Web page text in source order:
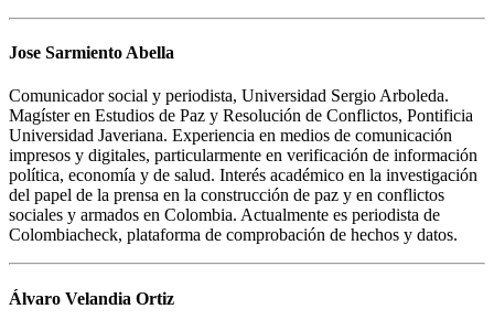
Jose Sarmiento Abella
Comunicador social y periodista, Universidad Sergio Arboleda.
Magíster en Estudios de Paz y Resolución de Conflictos, Pontificia
Universidad Javeriana. Experiencia en medios de comunicación
impresos y digitales, particularmente en verificación de información
política, economía y de salud. Interés académico en la investigación
del papel de la prensa en la construcción de paz y en conflictos
sociales y armados en Colombia. Actualmente es periodista de
Colombiacheck, plataforma de comprobación de hechos y datos.
Álvaro Velandia Ortiz